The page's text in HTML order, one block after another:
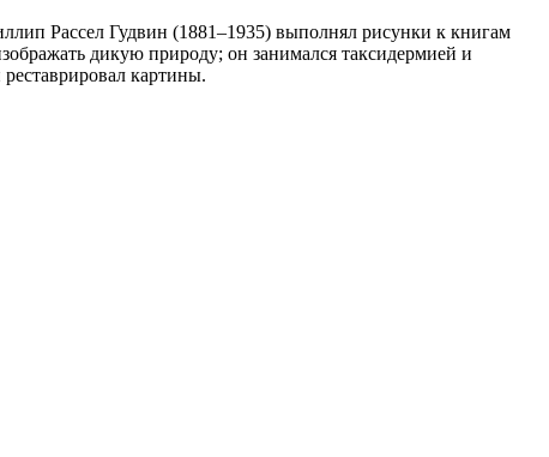
Рассел Гудвин (1881–1935) выполнял рисунки к книгам
дикую природу; он занимался таксидермией и
картины.